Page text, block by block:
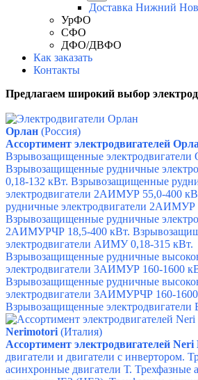
Доставка Нижний
УрФО
СФО
ДФО/ДВФО
Как заказать
Контакты
Предлагаем широкий выбор
Орлан (Россия)
Ассортимент электродвигателей
Взрывозащищенные электродвигатели
Взрывозащищенные рудничные
0,18-132 кВт. Взрывозащищенные
электродвигатели 2АИМУР 55,0-400
рудничные электродвигатели 2АИМУР
Взрывозащищенные рудничные
2АИМУРЧР 18,5-400 кВт.
электродвигатели АИМУ 0,18-315 кВт.
Взрывозащищенные рудничные
электродвигатели 3АИМУР 160-1600
Взрывозащищенные рудничные
электродвигатели 3АИМУРЧР 160-
Взрывозащищенные
Nerimotori (Италия)
Ассортимент электродвигателей
двигатели и двигатели с инвертором.
асинхронные двигатели Т. Трехфазные